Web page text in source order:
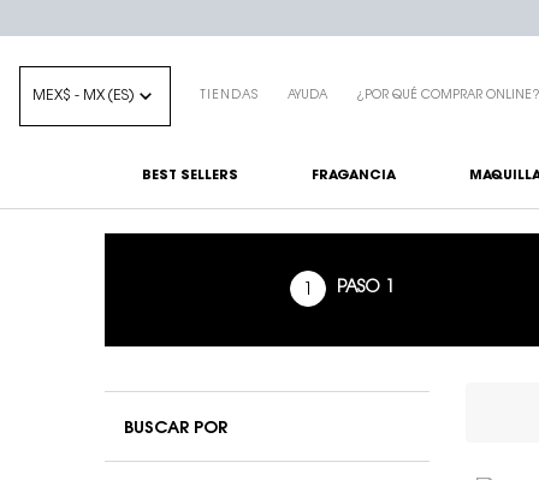
MEX$ - MX (ES) TIENDAS AYUDA ¿POR QUÉ COMPRAR ONLINE?
BEST SELLERS FRAGANCIA
PASO 1
BUSCAR POR